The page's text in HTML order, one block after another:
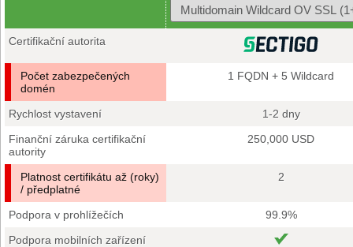
Certifikační autorita
Počet zabezpečených
domén
1 FQDN + 5 Wildcard
Rychlost vystavení
1-2 dny
Finanční záruka certifikační
autority
250,000 USD
Platnost certifikátu až (roky)
/ předplatné
2
Podpora v prohlížečích
99.9%
Podpora mobilních zařízení